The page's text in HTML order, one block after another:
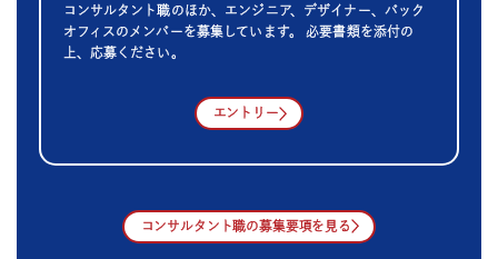
コンサルタント職のほか、エンジニア、デザイナー、バック
オフィスのメンバーを募集しています。 必要書類を添付の
上、応募ください。
エントリー
コンサルタント職の募集要項を見る